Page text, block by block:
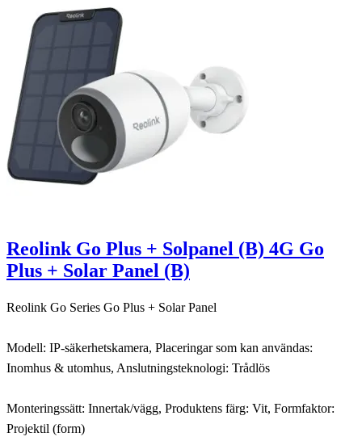
Reolink Go Plus + Solpanel (B) 4G Go
Plus + Solar Panel (B)
Reolink Go Series Go Plus + Solar Panel
Modell: IP-säkerhetskamera, Placeringar som kan användas:
Inomhus & utomhus, Anslutningsteknologi: Trådlös
Monteringssätt: Innertak/vägg, Produktens färg: Vit, Formfaktor:
Projektil (form)